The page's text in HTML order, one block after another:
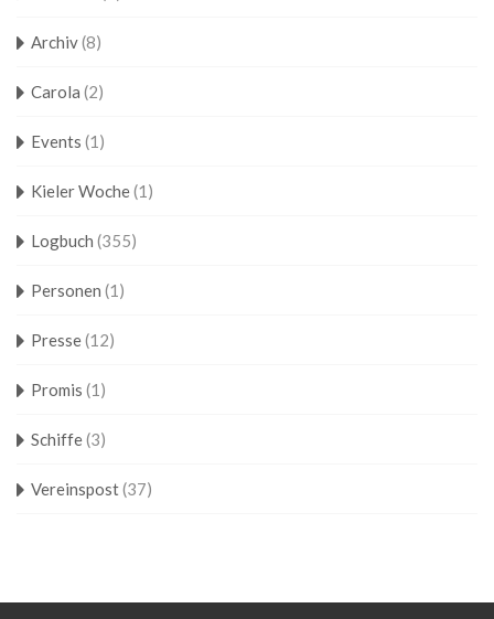
Archiv(8)
Carola (2)
Events (1)
Kieler Woche(1)
Logbuch (355)
Personen (1)
Presse(12)
Promis (1)
Schiffe(3)
Vereinspost(37)